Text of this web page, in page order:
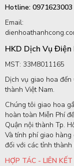
Hotline: 0971623003
Email:
HKD Dịch Vụ Điện
MST: 33M8011165
Dịch vụ giao hoa đến
thành Việt Nam.
Chúng tôi giao hoa
hoàn toàn Miễn Phí
Quận nội thành Tp.
Và tính phí giao hàng
đối với các tỉnh thành
HỢP TÁC - LIÊN KẾT